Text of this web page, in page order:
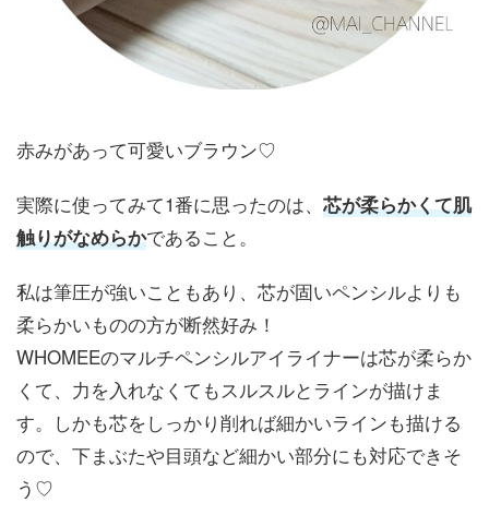
赤みがあって可愛いブラウン♡
実際に使ってみて1番に思ったのは、 芯が柔らかくて肌
触りがなめらかであること。
私は筆圧が強いこともあり、芯が固いペンシルよりも
柔らかいものの方が断然好み！
WHOMEEのマルチペンシルアイライナーは芯が柔らか
くて、力を入れなくてもスルスルとラインが描けま
す。しかも芯をしっかり削れば細かいラインも描ける
ので、下まぶたや目頭など細かい部分にも対応できそ
う♡